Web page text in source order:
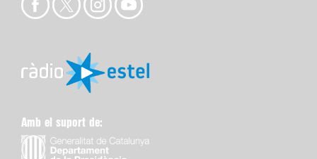
Amb el suport de: